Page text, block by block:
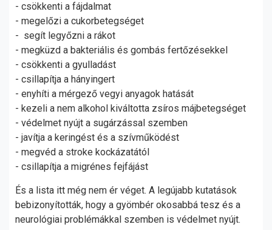
- csökkenti a fájdalmat
- megelőzi a cukorbetegséget
- segít legyőzni a rákot
- megküzd a bakteriális és gombás fertőzésekkel
- csökkenti a gyulladást
- csillapítja a hányingert
- enyhíti a mérgező vegyi anyagok hatását
- kezeli a nem alkohol kiváltotta zsíros májbetegséget
- védelmet nyújt a sugárzással szemben
- javítja a keringést és a szívműködést
- megvéd a stroke kockázatától
- csillapítja a migrénes fejfájást
És a lista itt még nem ér véget. A legújabb kutatások
bebizonyították, hogy a gyömbér okosabbá tesz és a
neurológiai problémákkal szemben is védelmet nyújt.